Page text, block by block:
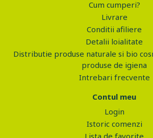
Cum cumperi?
Livrare
Conditii afiliere
Detalii loialitate
Distributie produse naturale si bio
produse de igiena
Intrebari frecvente
Contul meu
Login
Istoric comenzi
Lista de favorite